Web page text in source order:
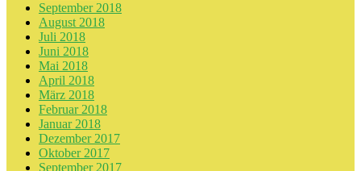
September 2018
August 2018
Juli 2018
Juni 2018
Mai 2018
April 2018
März 2018
Februar 2018
Januar 2018
Dezember 2017
Oktober 2017
September 2017